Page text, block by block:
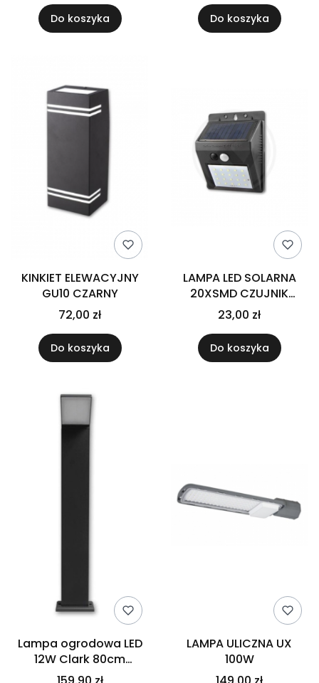
Do koszyka Do koszyka
KINKIET ELEWACYJNY
GU10 CZARNY
72,00 zł
Do koszyka
LAMPA LED SOLARNA
20XSMD CZUJNIK
RUCHU I ZMIERZCHU
23,00 zł
Do koszyka
Lampa ogrodowa LED
12W Clark 80cm
stojąca czarna
LAMPA ULICZNA UX
100W